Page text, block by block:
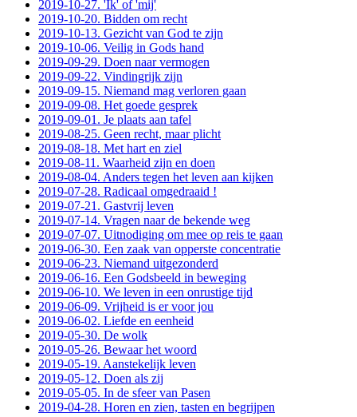
2019-10-27. 'Ik' of 'mij'
2019-10-20. Bidden om recht
2019-10-13. Gezicht van God te zijn
2019-10-06. Veilig in Gods hand
2019-09-29. Doen naar vermogen
2019-09-22. Vindingrijk zijn
2019-09-15. Niemand mag verloren gaan
2019-09-08. Het goede gesprek
2019-09-01. Je plaats aan tafel
2019-08-25. Geen recht, maar plicht
2019-08-18. Met hart en ziel
2019-08-11. Waarheid zijn en doen
2019-08-04. Anders tegen het leven aan kijken
2019-07-28. Radicaal omgedraaid !
2019-07-21. Gastvrij leven
2019-07-14. Vragen naar de bekende weg
2019-07-07. Uitnodiging om mee op reis te gaan
2019-06-30. Een zaak van opperste concentratie
2019-06-23. Niemand uitgezonderd
2019-06-16. Een Godsbeeld in beweging
2019-06-10. We leven in een onrustige tijd
2019-06-09. Vrijheid is er voor jou
2019-06-02. Liefde en eenheid
2019-05-30. De wolk
2019-05-26. Bewaar het woord
2019-05-19. Aanstekelijk leven
2019-05-12. Doen als zij
2019-05-05. In de sfeer van Pasen
2019-04-28. Horen en zien, tasten en begrijpen